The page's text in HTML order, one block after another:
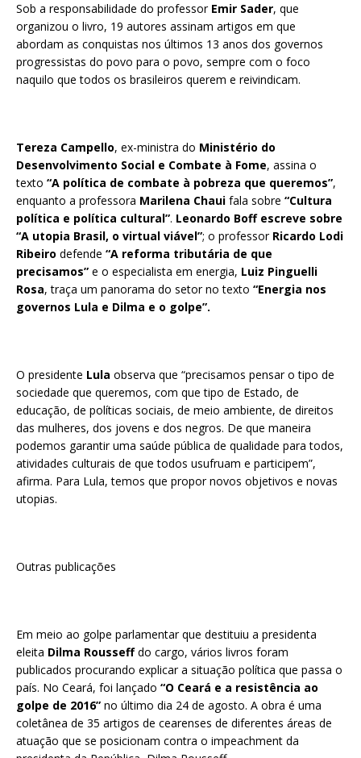
Sob a responsabilidade do professor Emir Sader, que
organizou o livro, 19 autores assinam artigos em que
abordam as conquistas nos últimos 13 anos dos governos
progressistas do povo para o povo, sempre com o foco
naquilo que todos os brasileiros querem e reivindicam.
Tereza Campello, ex-ministra do Ministério do
Desenvolvimento Social e Combate à Fome, assina o
texto “A política de combate à pobreza que queremos”,
enquanto a professora Marilena Chaui fala sobre “Cultura
política e política cultural”. Leonardo Boff escreve sobre
“A utopia Brasil, o virtual viável”; o professor Ricardo Lodi
Ribeiro defende “A reforma tributária de que
precisamos” e o especialista em energia, Luiz Pinguelli
Rosa, traça um panorama do setor no texto “Energia nos
governos Lula e Dilma e o golpe”.
O presidente Lula observa que “precisamos pensar o tipo de
sociedade que queremos, com que tipo de Estado, de
educação, de políticas sociais, de meio ambiente, de direitos
das mulheres, dos jovens e dos negros. De que maneira
podemos garantir uma saúde pública de qualidade para todos,
atividades culturais de que todos usufruam e participem”,
afirma. Para Lula, temos que propor novos objetivos e novas
utopias.
Outras publicações
Em meio ao golpe parlamentar que destituiu a presidenta
eleita Dilma Rousseffdo cargo, vários livros foram
publicados procurando explicar a situação política que passa o
país. No Ceará, foi lançado “O Ceará e a resistência ao
golpe de 2016” no último dia 24 de agosto. A obra é uma
coletânea de 35 artigos de cearenses de diferentes áreas de
atuação que se posicionam contra o impeachment da